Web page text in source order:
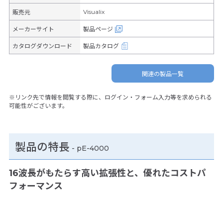
販売元 Visualix
メーカーサイト 製品ページ
カタログダウンロード 製品カタログ
関連の製品一覧
※リンク先で情報を閲覧する際に、ログイン・フォーム入力等を求められる
可能性がございます。
製品の特長 - pE-4000
16波長がもたらす高い拡張性と、優れたコストパ
フォーマンス